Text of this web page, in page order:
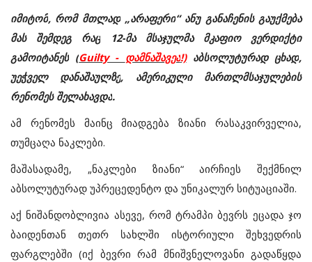
იმიტომ, რომ მთლად„არაფერი“ ანუ განაჩენის გაუქმება
მას
შემდეგ რაც 12-მა მსაჯულმა მკაფიო
ვერდიქტი
გამოიტანეს (Guilty - დამნაშავეა!) აბსოლუტურად ცხად,
უეჭველ
დანაშაულზე, ამერიკული
მართლმსაჯულების
რენომეს შელახავდა.
ამ
რენომეს მაინც მიადგება ზიანი რასაკვირველია,
თუმცაღა ნაკლები.
მაშასადამე, „ნაკლები ზიანი“აირჩიეს
შექმნილ
აბსოლუტურად უპრეცედენტო და უნიკალურ სიტუაციაში.
აქ ნიშანდობლივია ასევე, რომ ტრამპი ბევრს ეცადა ჯო
ბაიდენთან
თეთრ სახლში ისტორიული
შეხვედრის
ფარგლებში (იქ ბევრი რამ მნიშვნელოვანი გადაწყდა